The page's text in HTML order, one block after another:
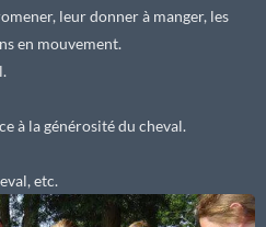
leur donner à manger, les
en mouvement.
à la générosité du cheval.
etc.